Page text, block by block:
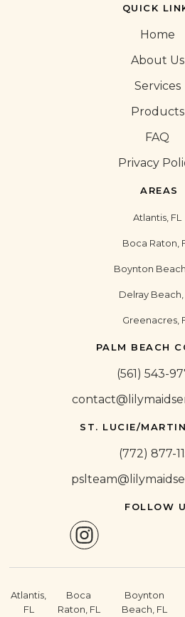
QUICK
Home
About Us
Services
Products
FAQ
Privacy
AREAS
Atlantis, FL
Boca Raton,
Boynton
Delray Beach,
Greenacres,
PALM BEACH
(561) 543-
ST. LUCIE/
(772) 877-
FOLLOW
Atlantis,
FL
Boca
Raton, FL
Boynton
Beach, FL